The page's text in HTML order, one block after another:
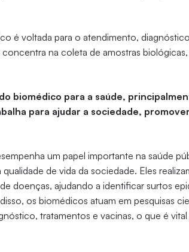
é voltada para o atendimento,
na coleta de amostras
biomédico para a saúde,
para ajudar a sociedade,
um papel importante na saúde
de vida da sociedade. Eles
doenças, ajudando a identificar surtos
os biomédicos atuam em pesquisas
tratamentos e vacinas, o que é